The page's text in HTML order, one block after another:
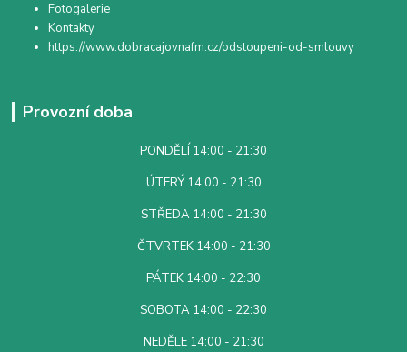
Fotogalerie
Kontakty
https://www.dobracajovnafm.cz/odstoupeni-od-smlouvy
Provozní doba
PONDĚLÍ 14:00 - 21:30
ÚTERÝ 14:00 - 21:30
STŘEDA 14:00 - 21:30
ČTVRTEK 14:00 - 21:30
PÁTEK 14:00 - 22:30
SOBOTA 14:00 - 22:30
NEDĚLE 14:00 - 21:30